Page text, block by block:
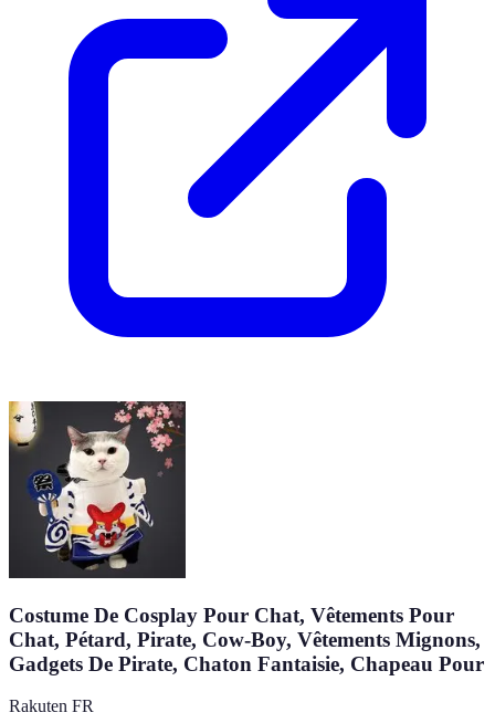
Costume De Cosplay Pour Chat, Vêtements Pour
Chat, Pétard, Pirate, Cow-Boy, Vêtements Mignons,
Gadgets De Pirate, Chaton Fantaisie, Chapeau Pour
Rakuten FR